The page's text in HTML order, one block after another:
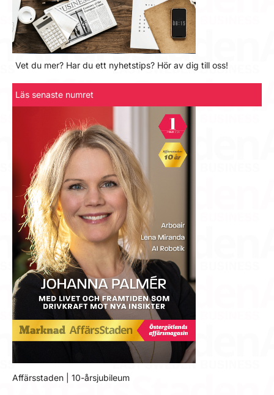
Vet du mer? Har du ett nyhetstips? Hör av dig till oss!
Läs senaste numret
Affärsstaden | 10-årsjubileum